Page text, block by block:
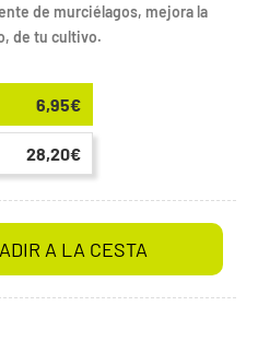
de murciélagos, mejora la
de tu cultivo.
6,95€
28,20€
A LA CESTA